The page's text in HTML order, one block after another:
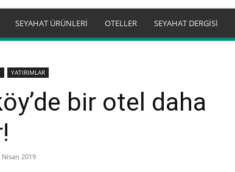
SEYAHAT ÜRÜNLERİ OTELLER SEYAHAT DERGİSİ
YATIRIMLAR
bir otel daha
Nisan 2019